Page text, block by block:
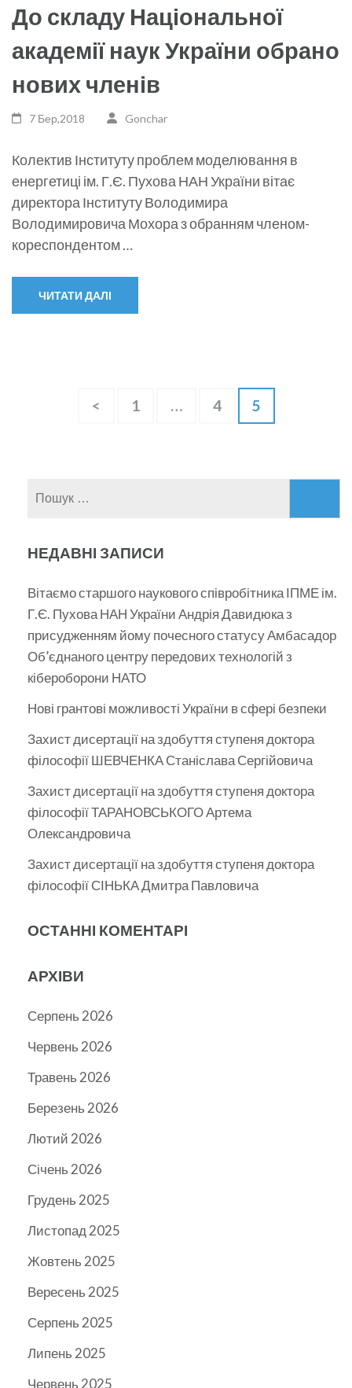
До складу Національної
академії наук України обрано
нових членів
7 Бер,2018 Gonchar
Колектив Інституту проблем моделювання в
енергетиці ім. Г.Є. Пухова НАН України вітає
директора Інституту Володимира
Володимировича Мохора з обранням членом-
кореспондентом …
ЧИТАТИ ДАЛІ
Пагінація
< Сторінку
1 … Сторінку
4 Сторінку
5
НЕДАВНІ ЗАПИСИ
Вітаємо старшого наукового співробітника ІПМЕ ім.
Г.Є. Пухова НАН України Андрія Давидюка з
присудженням йому почесного статусу Амбасадор
Об’єднаного центру передових технологій з
кібероборони НАТО
Нові грантові можливості України в сфері безпеки
Захист дисертації на здобуття ступеня доктора
філософії ШЕВЧЕНКА Станіслава Сергійовича
Захист дисертації на здобуття ступеня доктора
філософії ТАРАНОВСЬКОГО Артема
Олександровича
Захист дисертації на здобуття ступеня доктора
філософії СІНЬКА Дмитра Павловича
ОСТАННІ КОМЕНТАРІ
АРХІВИ
Серпень 2026
Червень 2026
Травень 2026
Березень 2026
Лютий 2026
Січень 2026
Грудень 2025
Листопад 2025
Жовтень 2025
Вересень 2025
Серпень 2025
Липень 2025
Червень 2025